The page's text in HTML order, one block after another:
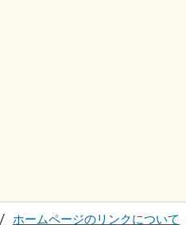
ホームページのリンクについて